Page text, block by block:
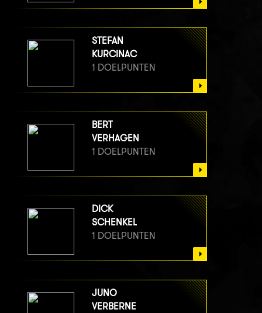
STEFAN
KURCINAC
1 DOELPUNTEN
BERT
VERHAGEN
1 DOELPUNTEN
DICK
SCHENKEL
1 DOELPUNTEN
JUNO
VERBERNE